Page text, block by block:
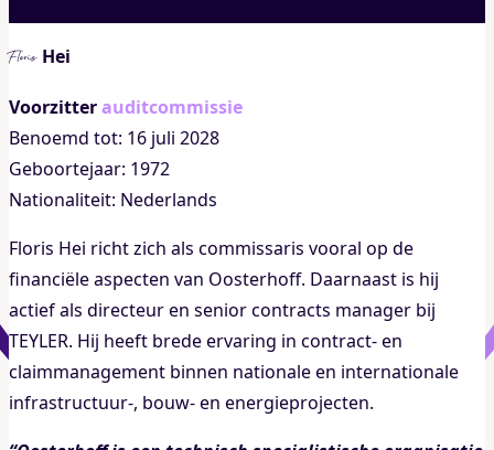
Floris Hei
Voorzitterauditcommissie
Benoemd tot: 16 juli 2028
Geboortejaar: 1972
Nationaliteit: Nederlands
Floris Hei richt zich als commissaris vooral op de
financiële aspecten van Oosterhoff. Daarnaast is hij
actief als directeur en senior contracts manager bij
TEYLER. Hij heeft brede ervaring in contract- en
claimmanagement binnen nationale en internationale
infrastructuur-, bouw- en energieprojecten.